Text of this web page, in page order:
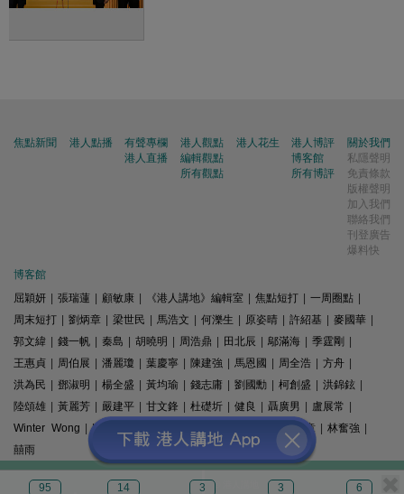
95 14 3 3 6
焦點新聞 港人點播
有聲專欄
港人直播
港人觀點
編輯觀點
所有觀點
港人花生
港人博評
博客館
所有博評
關於我們
私隱聲明
免責條款
版權聲明
加入我們
聯絡我們
刊登廣告
爆料快
博客館
屈穎妍
張瑞蓮 顧敏康 《港人講地》編輯室 焦點短打 一周圈點
周末短打
劉炳章 梁世民 馬浩文 何濼生 原姿晴 許紹基 麥國華
郭文緯
錢一帆 秦島 胡曉明 周浩鼎 田北辰 鄔滿海 季霆剛
王惠貞
周伯展 潘麗瓊 葉慶寧 陳建強 馬恩國 周全浩 方舟
洪為民
鄧淑明 楊全盛 黃均瑜 錢志庸 劉國勳 柯創盛 洪錦鉉
陸頌雄
黃麗芳 嚴建平 甘文鋒 杜礎圻 健良 聶廣男 盧展常
Winter Wong
K2 梁文新 羅崑 姚銘 精選文章 林奮強
囍雨
© 港人講地